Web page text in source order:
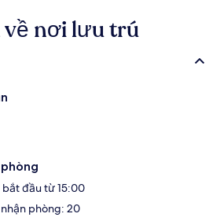
nơi lưu trú
đầu từ 15:00
phòng: 20